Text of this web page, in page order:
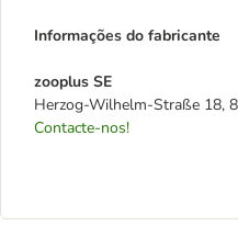
Informações do fabricante
zooplus SE
Herzog-Wilhelm-Straße 18,
Contacte-nos!